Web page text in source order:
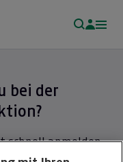
bei der
schnell anmelden